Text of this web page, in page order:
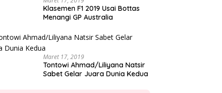
Klasemen F1 2019 Usai Bottas
Menangi GP Australia
Maret 17, 2019
Tontowi Ahmad/Liliyana Natsir
Sabet Gelar Juara Dunia Kedua